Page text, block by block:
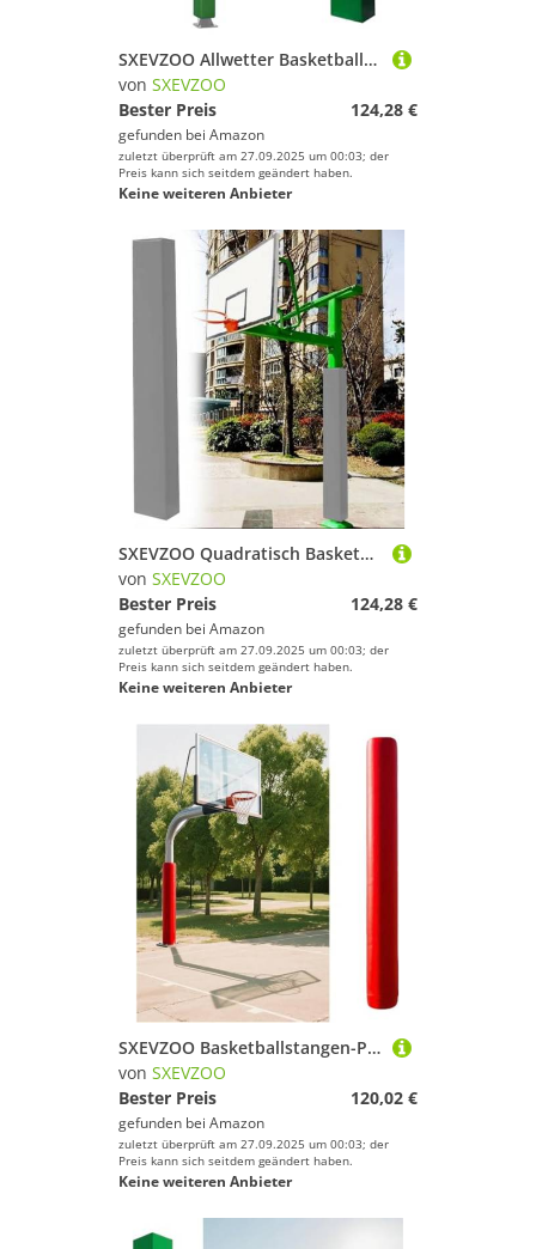
SXEVZOO Allwetter Basketballkorb-Polsterung Außenbereich, 71" Hoch Quadratisch Umhüllend Schaumstoff Spaltenpolster, Universelles Schutzpolster Für Spielerschutz Und -Sicherheit(Green,9x9cm Pole)
von SXEVZOO
Bester Preis
124,28 €
gefunden bei Amazon
zuletzt überprüft am 27.09.2025 um 00:03; der
Preis kann sich seitdem geändert haben.
Keine weiteren Anbieter
SXEVZOO Quadratisch Basketballstangen-Polsterung Draußen, 71" Hoch Allwetter-Wasserdicht Sicherheitspfostenpolster Für Basketballplätze, Spielplätze, Garagen(Grey,9x9cm Pole)
von SXEVZOO
Bester Preis
124,28 €
gefunden bei Amazon
zuletzt überprüft am 27.09.2025 um 00:03; der
Preis kann sich seitdem geändert haben.
Keine weiteren Anbieter
SXEVZOO Basketballstangen-Polsterung, 4 5 6 Fuß Hohe, Runde Basketball-Pfostenpolster, Hochleistungs-Schaumstoff-Polsterabdeckung, für Fitnessstudios, Schulen, Garagen(H 6ft,6.5inch Pole)
von SXEVZOO
Bester Preis
120,02 €
gefunden bei Amazon
zuletzt überprüft am 27.09.2025 um 00:03; der
Preis kann sich seitdem geändert haben.
Keine weiteren Anbieter